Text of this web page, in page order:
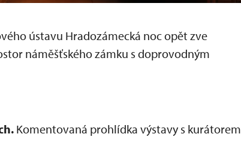
ústavu Hradozámecká noc opět zve
náměšťského zámku s doprovodným
Komentovaná prohlídka výstavy s kurátorem